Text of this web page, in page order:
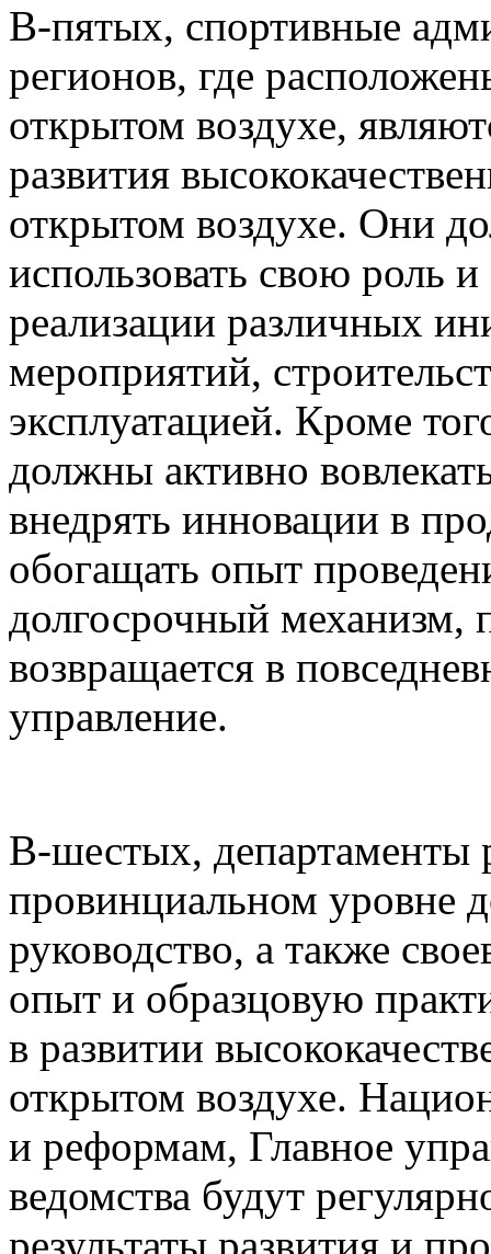
В-пятых, спортивные
регионов, где
открытом воздухе,
развития
открытом воздухе. Они
использовать свою роль и
реализации различных
мероприятий,
эксплуатацией. Кроме
должны активно
внедрять инновации в
обогащать опыт
долгосрочный механизм,
возвращается в
управление.
В-шестых, департаменты
провинциальном уровне
руководство, а также
опыт и образцовую
в развитии
открытом воздухе.
и реформам, Главное
ведомства будут
результаты развития и